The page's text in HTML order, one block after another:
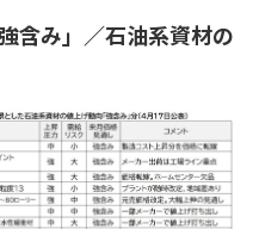
覧
含み」／石油系資材の
サポーター会あ本員、無料
て定めるものです。
掲載するルールは本規約の